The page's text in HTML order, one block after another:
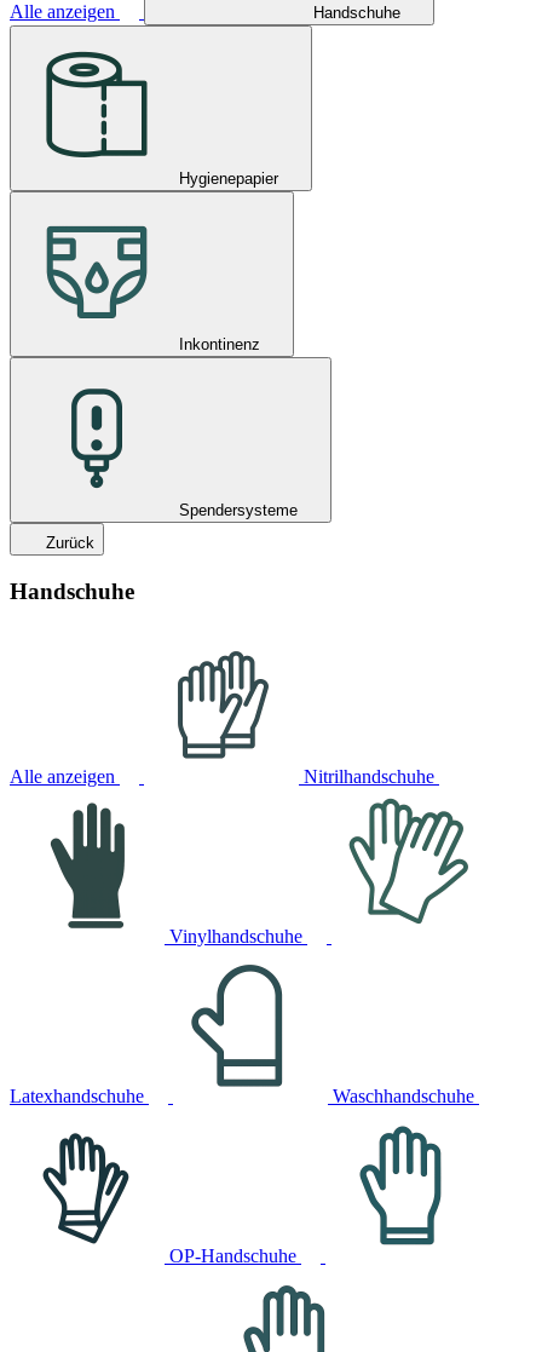
Alle anzeigen Handschuhe
Hygienepapier
Inkontinenz
Spendersysteme
Zurück
Handschuhe
Alle anzeigen Nitrilhandschuhe
Vinylhandschuhe
Latexhandschuhe Waschhandschuhe
OP-Handschuhe